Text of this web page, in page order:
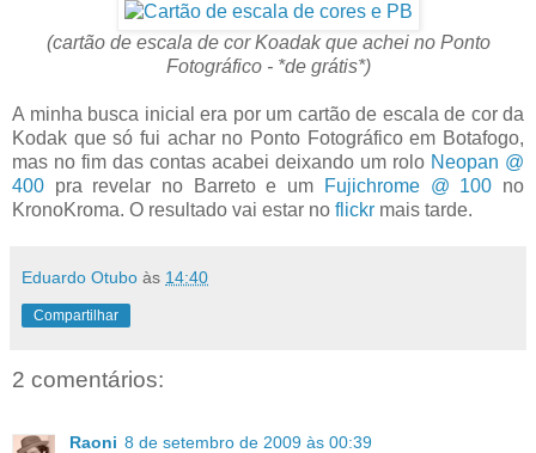
(cartão de escala de cor Koadak que achei no Ponto
Fotográfico - *de grátis*)
A minha busca inicial era por um cartão de escala de cor da
Kodak que só fui achar no Ponto Fotográfico em Botafogo,
mas no fim das contas acabei deixando um rolo Neopan @
400 pra revelar no Barreto e um Fujichrome @ 100 no
KronoKroma. O resultado vai estar no flickr mais tarde.
Eduardo Otubo às 14:40
Compartilhar
2 comentários:
Raoni 8 de setembro de 2009 às 00:39